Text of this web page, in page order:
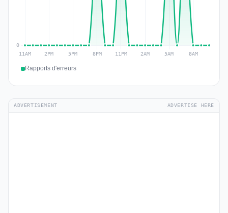
Rapports d'erreurs
ADVERTISEMENT ADVERTISE HERE